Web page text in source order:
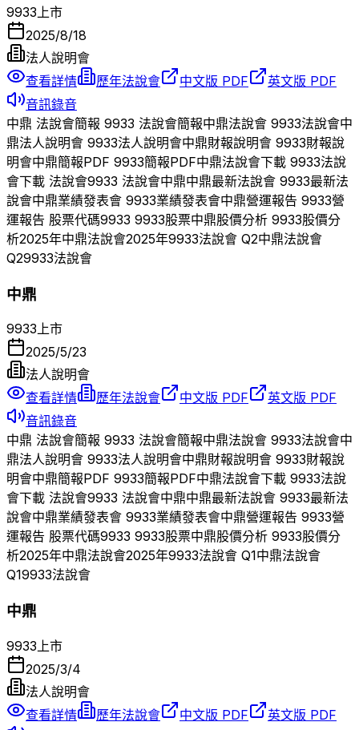
9933 上市
2025/8/18
法人說明會
查看詳情
歷年法說會 中文版 PDF
英文版 PDF
音訊錄音
中鼎 法說會簡報 9933 法說會簡報中鼎法說會 9933法說會中
鼎法人說明會 9933法人說明會中鼎財報說明會 9933財報說
明會中鼎簡報PDF 9933簡報PDF中鼎法說會下載 9933法說
會下載 法說會9933 法說會中鼎中鼎最新法說會 9933最新法
說會中鼎業績發表會 9933業績發表會中鼎營運報告 9933營
運報告 股票代碼9933 9933股票中鼎股價分析 9933股價分
析2025年中鼎法說會2025年9933法說會 Q2中鼎法說會
Q29933法說會
中鼎
9933上市
2025/5/23
法人說明會
查看詳情
歷年法說會 中文版 PDF
英文版 PDF
音訊錄音
中鼎 法說會簡報 9933 法說會簡報中鼎法說會 9933法說會中
鼎法人說明會 9933法人說明會中鼎財報說明會 9933財報說
明會中鼎簡報PDF 9933簡報PDF中鼎法說會下載 9933法說
會下載 法說會9933 法說會中鼎中鼎最新法說會 9933最新法
說會中鼎業績發表會 9933業績發表會中鼎營運報告 9933營
運報告 股票代碼9933 9933股票中鼎股價分析 9933股價分
析2025年中鼎法說會2025年9933法說會 Q1中鼎法說會
Q19933法說會
中鼎
9933 上市
2025/3/4
法人說明會
查看詳情
歷年法說會 中文版 PDF
英文版 PDF